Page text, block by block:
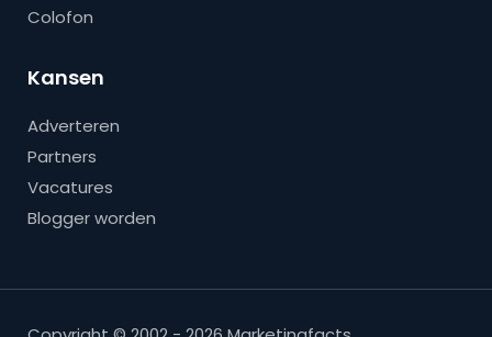
Colofon
Kansen
Adverteren
Partners
Vacatures
Blogger worden